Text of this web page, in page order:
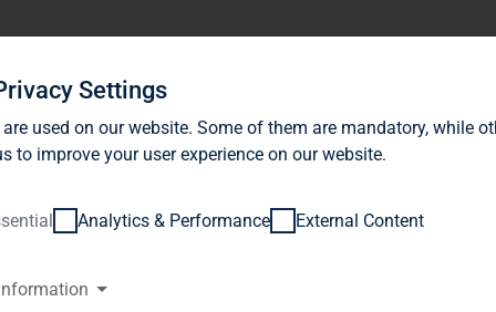
Relations
Settings
are used on our website. Some of them are mandatory, while
to improve your user experience on our website.
Analytics & Performance External Content